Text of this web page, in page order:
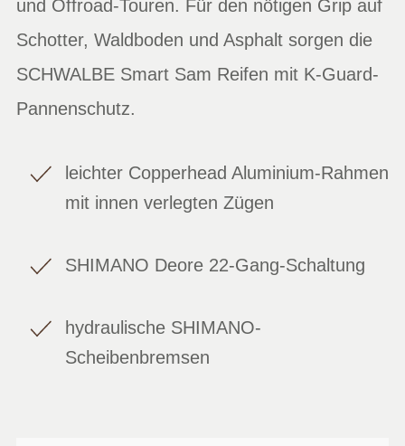
und Offroad-Touren. Für den nötigen Grip auf
Schotter, Waldboden und Asphalt sorgen die
SCHWALBE Smart Sam Reifen mit K-Guard-
Pannenschutz.
leichter Copperhead Aluminium-Rahmen
mit innen verlegten Zügen
SHIMANO Deore 22-Gang-Schaltung
hydraulische SHIMANO-
Scheibenbremsen